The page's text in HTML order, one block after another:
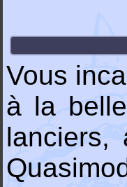
Vous
à la
lanciers,